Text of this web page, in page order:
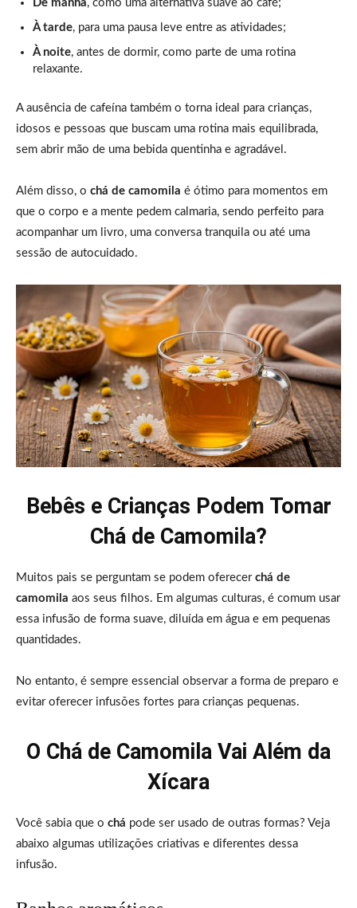
De manhã, como uma alternativa suave ao café;
À tarde, para uma pausa leve entre as atividades;
À noite, antes de dormir, como parte de uma rotina
relaxante.
A ausência de cafeína também o torna ideal para crianças,
idosos e pessoas que buscam uma rotina mais equilibrada,
sem abrir mão de uma bebida quentinha e agradável.
Além disso, o chá de camomila é ótimo para momentos em
que o corpo e a mente pedem calmaria, sendo perfeito para
acompanhar um livro, uma conversa tranquila ou até uma
sessão de autocuidado.
Bebês e Crianças Podem Tomar
Chá de Camomila?
Muitos pais se perguntam se podem oferecer chá de
camomila aos seus filhos. Em algumas culturas, é comum usar
essa infusão de forma suave, diluída em água e em pequenas
quantidades.
No entanto, é sempre essencial observar a forma de preparo e
evitar oferecer infusões fortes para crianças pequenas.
O Chá de Camomila Vai Além da
Xícara
Você sabia que o chá pode ser usado de outras formas? Veja
abaixo algumas utilizações criativas e diferentes dessa
infusão.